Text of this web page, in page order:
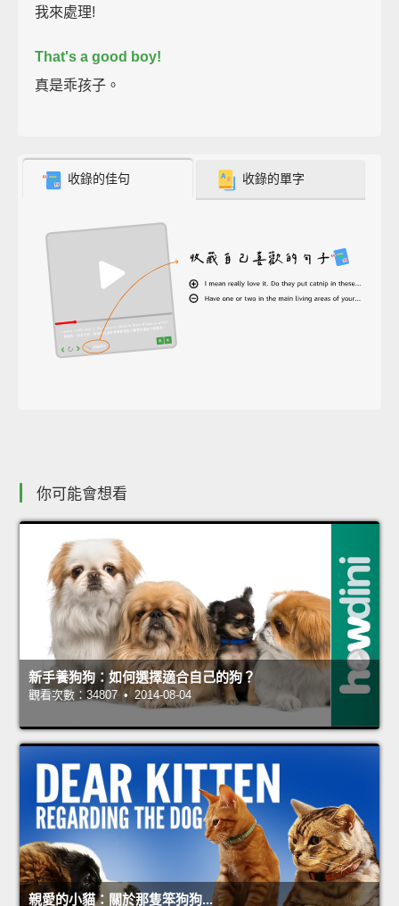
我來處理!
That's a good boy!
真是乖孩子。
收錄的佳句 收錄的單字
你可能會想看
新手養狗狗：如何選擇適合自己的狗？
觀看次數：34807 • 2014-08-04
親愛的小貓：關於那隻笨狗狗...